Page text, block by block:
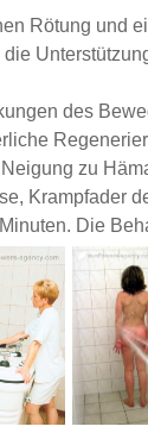
Rötung und
des
Neigung zu
Krampfader
Die